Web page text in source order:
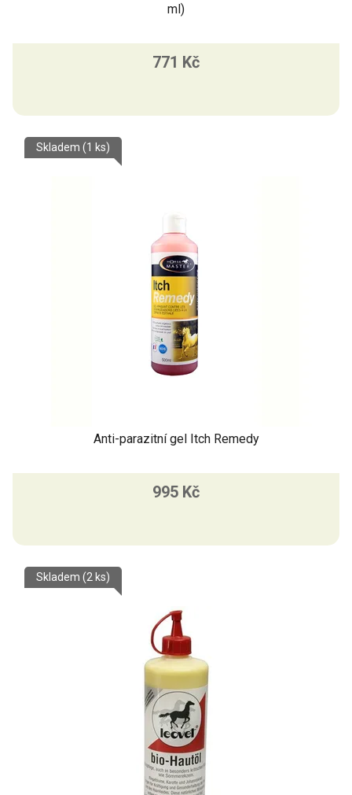
ml)
771 Kč
Anti-parazitní gel Itch Remedy
Skladem (1 ks)
995 Kč
Skladem (2 ks)